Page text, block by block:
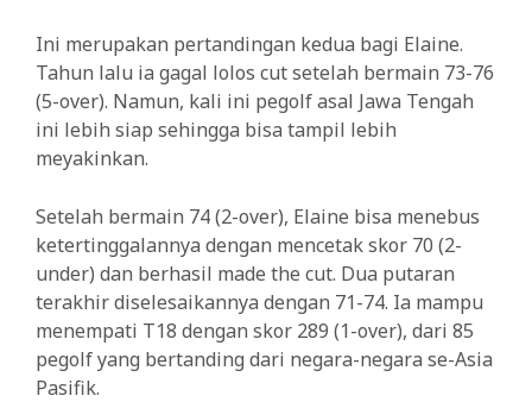
Ini merupakan pertandingan kedua bagi Elaine.
Tahun lalu ia gagal lolos cut setelah bermain 73-76
(5-over). Namun, kali ini pegolf asal Jawa Tengah
ini lebih siap sehingga bisa tampil lebih
meyakinkan.
Setelah bermain 74 (2-over), Elaine bisa menebus
ketertinggalannya dengan mencetak skor 70 (2-
under) dan berhasil made the cut. Dua putaran
terakhir diselesaikannya dengan 71-74. Ia mampu
menempati T18 dengan skor 289 (1-over), dari 85
pegolf yang bertanding dari negara-negara se-Asia
Pasifik.